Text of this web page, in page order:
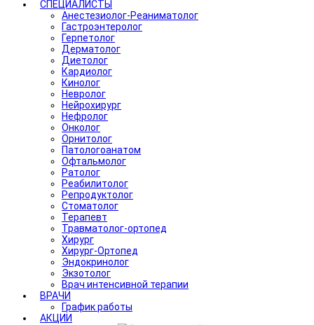
СПЕЦИАЛИСТЫ
Анестезиолог-Реаниматолог
Гастроэнтеролог
Герпетолог
Дерматолог
Диетолог
Кардиолог
Кинолог
Невролог
Нейрохирург
Нефролог
Онколог
Орнитолог
Патологоанатом
Офтальмолог
Ратолог
Реабилитолог
Репродуктолог
Стоматолог
Терапевт
Травматолог-ортопед
Хирург
Хирург-Ортопед
Эндокринолог
Экзотолог
Врач интенсивной терапии
ВРАЧИ
График работы
АКЦИИ